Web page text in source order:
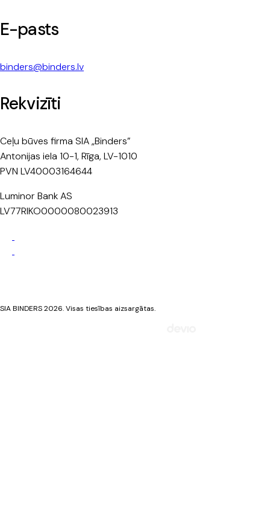
E-pasts
binders@binders.lv
Rekvizīti
Ceļu būves firma SIA „Binders”
Antonijas iela 10-1, Rīga, LV-1010
PVN LV40003164644
Luminor Bank AS
LV77RIKO0000080023913
SIA BINDERS 2026. Visas tiesības aizsargātas.